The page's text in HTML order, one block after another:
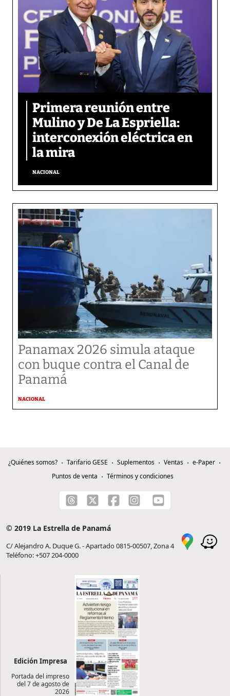
Primera reunión entre
Mulino y De La Espriella:
interconexión eléctrica en
la mira
NACIONAL
Panamax 2026 simula ataque
con buque contra el Canal de
Panamá
NACIONAL
¿Quiénes somos? Tarifario GESE Suplementos Ventas
e-Paper
Puntos de venta
Términos y condiciones
© 2019 La Estrella de Panamá
C/ Alejandro A. Duque G. - Apartado 0815-00507, Zona 4
Teléfono: +507 204-0000
Edición Impresa
Portada del impreso
del 7 de agosto de
2026